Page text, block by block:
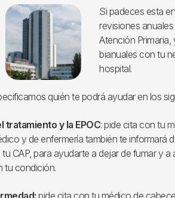
Si padeces esta
revisiones
Atención Primaria,
bianuales con tu
hospital.
quién te podrá ayudar en los
tratamiento y la EPOC: pide cita con tu
y de enfermería también te informará
CAP, para ayudarte a dejar de fumar y a
tu condición.